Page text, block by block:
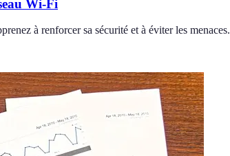
Wi-Fi
à renforcer sa sécurité et à éviter les menaces.